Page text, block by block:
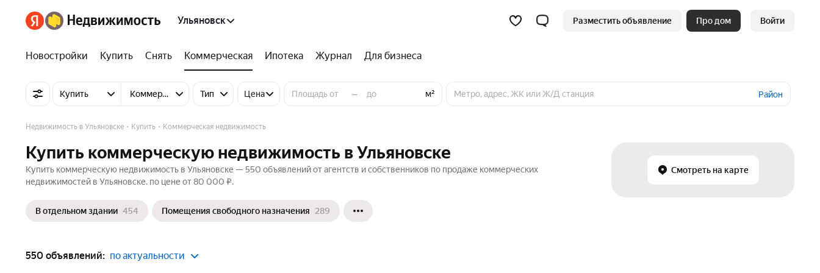
Ульяновск Разместить объявление Про дом Войти
Новостройки Купить Снять Коммерческая Ипотека Журнал Для бизнеса
Купить Коммерческую недвижимость
Тип Цена – м² Район
Смотреть на карте
Недвижимость в Ульяновске Купить Коммерческая недвижимость
Купить коммерческую недвижимость в Ульяновске
Купить коммерческую недвижимость в Ульяновске — 550 объявлений от агентств и собственников по продаже коммерческих
недвижимостей в Ульяновске. по цене от 80 000 ₽.
В отдельном здании 454 Помещения свободного назначения 289
550 объявлений: по актуальности